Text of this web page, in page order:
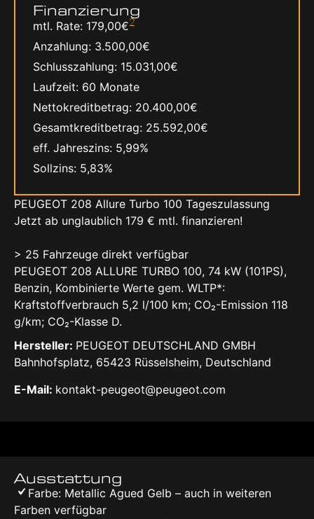
Finanzierung
mtl. Rate 179,00€2
Anzahlung 3.500,00€
Schlusszahlung 15.031,00€
Laufzeit 60 Monate
Nettokreditbetrag 20.400,00€
Gesamtkreditbetrag 25.592,00€
eff. Jahreszins 5,99%
Sollzins 5,83%
PEUGEOT 208 Allure Turbo 100 Tageszulassung
Jetzt ab unglaublich 179 € mtl. finanzieren!
> 25 Fahrzeuge direkt verfügbar
PEUGEOT 208 ALLURE TURBO 100, 74 kW (101PS),
Benzin, Kombinierte Werte gem. WLTP*:
Kraftstoffverbrauch 5,2 l/100 km; CO₂-Emission 118
g/km; CO₂-Klasse D.
Hersteller: PEUGEOT DEUTSCHLAND GMBH
Bahnhofsplatz, 65423 Rüsselsheim, Deutschland
E-Mail: kontakt-peugeot@peugeot.com
Ausstattung
Farbe: Metallic Agued Gelb – auch in weiteren
Farben verfügbar